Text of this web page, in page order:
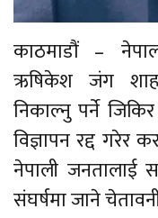
काठमाडौं – नेपाल
ऋषिकेश जंग
निकाल्नु पर्ने
विज्ञापन रद्द गरेर
नेपाली जनतालाई
संघर्षमा जाने